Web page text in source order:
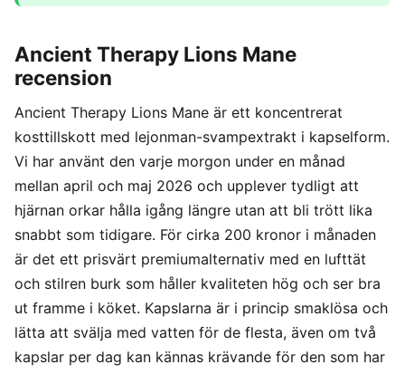
Ancient Therapy Lions Mane
recension
Ancient Therapy Lions Mane är ett koncentrerat
kosttillskott med lejonman-svampextrakt i kapselform.
Vi har använt den varje morgon under en månad
mellan april och maj 2026 och upplever tydligt att
hjärnan orkar hålla igång längre utan att bli trött lika
snabbt som tidigare. För cirka 200 kronor i månaden
är det ett prisvärt premiumalternativ med en lufttät
och stilren burk som håller kvaliteten hög och ser bra
ut framme i köket. Kapslarna är i princip smaklösa och
lätta att svälja med vatten för de flesta, även om två
kapslar per dag kan kännas krävande för den som har